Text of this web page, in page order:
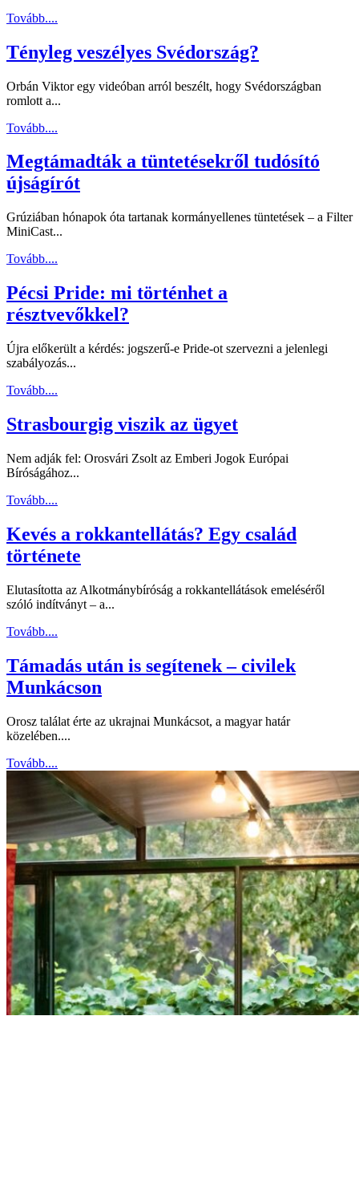
Tovább....
Tényleg veszélyes Svédország?
Orbán Viktor egy videóban arról beszélt, hogy Svédországban
romlott a...
Tovább....
Megtámadták a tüntetésekről tudósító
újságírót
Grúziában hónapok óta tartanak kormányellenes tüntetések – a Filter
MiniCast...
Tovább....
Pécsi Pride: mi történhet a
résztvevőkkel?
Újra előkerült a kérdés: jogszerű-e Pride-ot szervezni a jelenlegi
szabályozás...
Tovább....
Strasbourgig viszik az ügyet
Nem adják fel: Orosvári Zsolt az Emberi Jogok Európai
Bíróságához...
Tovább....
Kevés a rokkantellátás? Egy család
története
Elutasította az Alkotmánybíróság a rokkantellátások emeléséről
szóló indítványt – a...
Tovább....
Támadás után is segítenek – civilek
Munkácson
Orosz találat érte az ukrajnai Munkácsot, a magyar határ
közelében....
Tovább....